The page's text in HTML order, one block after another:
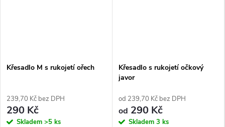
Křesadlo M s rukojetí ořech
239,70 Kč bez DPH
290 Kč
Skladem >5 ks
Křesadlo s rukojetí očkový
javor
od 239,70 Kč bez DPH
od 290 Kč
Skladem 3 ks